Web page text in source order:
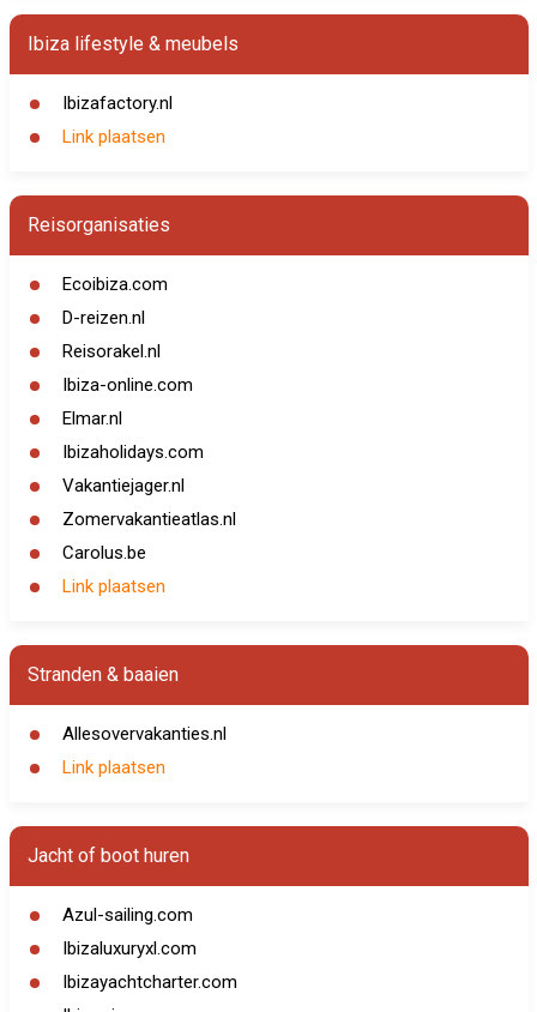
Ibiza lifestyle & meubels
Ibizafactory.nl
Link plaatsen
Reisorganisaties
Ecoibiza.com
D-reizen.nl
Reisorakel.nl
Ibiza-online.com
Elmar.nl
Ibizaholidays.com
Vakantiejager.nl
Zomervakantieatlas.nl
Carolus.be
Link plaatsen
Stranden & baaien
Allesovervakanties.nl
Link plaatsen
Jacht of boot huren
Azul-sailing.com
Ibizaluxuryxl.com
Ibizayachtcharter.com